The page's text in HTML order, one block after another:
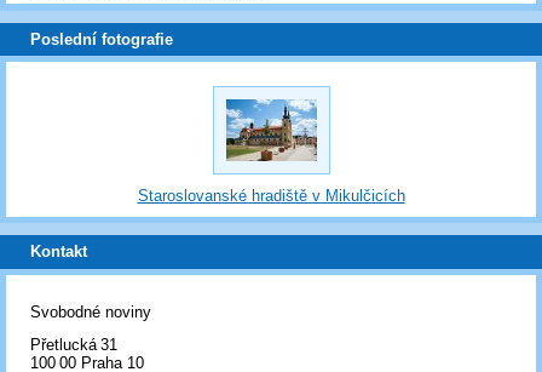
Poslední fotografie
Staroslovanské hradiště v Mikulčicích
Kontakt
Svobodné noviny
Přetlucká 31
100 00 Praha 10